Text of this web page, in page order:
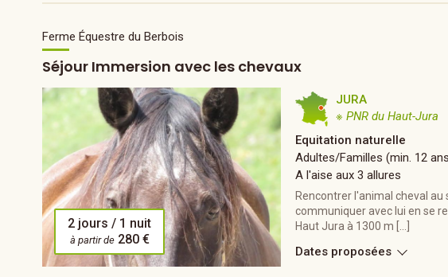
Ferme Équestre du Berbois
Séjour Immersion avec les chevaux
2 jours / 1 nuit
à partir de 280 €
JURA
※ PNR du Haut-Jura
Equitation naturelle
Adultes/Familles (min. 12
A l'aise aux 3 allures
Rencontrer l'animal cheval
communiquer avec lui en se
Haut Jura à 1300 m […]
Dates proposées